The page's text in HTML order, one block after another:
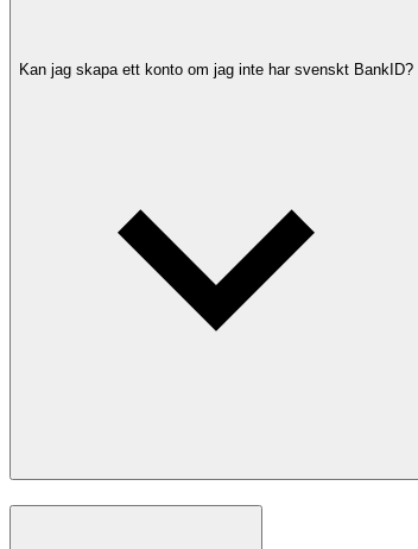
Kan jag skapa ett konto om jag inte har svenskt BankID?